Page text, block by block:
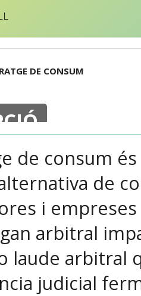
DE CONSUM
de consum
de
i
arbitral
laude arbitral
judicial